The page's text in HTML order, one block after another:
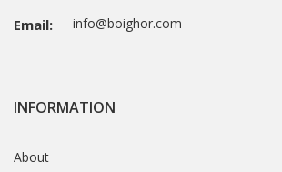
Email: info@boighor.com
INFORMATION
About